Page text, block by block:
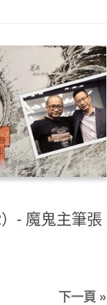
- 魔鬼主筆張
下一頁 »